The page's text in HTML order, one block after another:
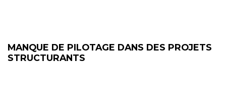
MANQUE DE PILOTAGE DANS DES PROJETS
STRUCTURANTS